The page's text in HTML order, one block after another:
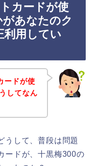
カードが使
あなたのク
利用してい
ードが使
してなん
うして、普段は問題
ードが、十黒梅300の